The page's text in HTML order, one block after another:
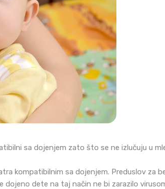
sa dojenjem zato što se ne izlučuju u
kompatibilnim sa dojenjem. Preduslov za
dojeno dete na taj način ne bi zarazilo